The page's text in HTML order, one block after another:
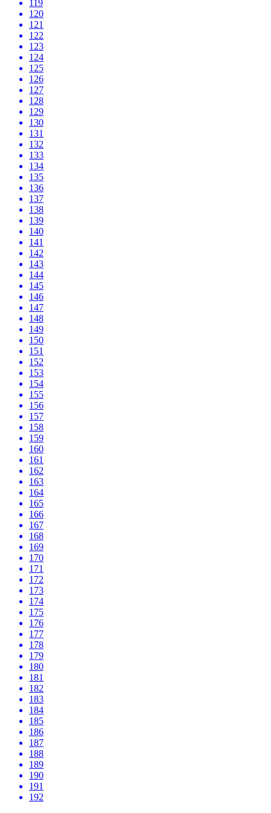
119
120
121
122
123
124
125
126
127
128
129
130
131
132
133
134
135
136
137
138
139
140
141
142
143
144
145
146
147
148
149
150
151
152
153
154
155
156
157
158
159
160
161
162
163
164
165
166
167
168
169
170
171
172
173
174
175
176
177
178
179
180
181
182
183
184
185
186
187
188
189
190
191
192